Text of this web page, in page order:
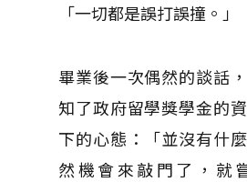
「一切都是誤打誤撞。」
畢業後一次偶然的談話
知了政府留學獎學金的
下的心態：「並沒有什
然機會來敲門了，就